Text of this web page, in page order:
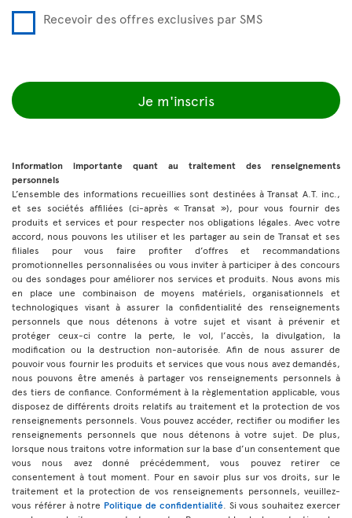
Recevoir des offres exclusives par SMS
Je m'inscris
Information importante quant au traitement des renseignements
personnels
L’ensemble des informations recueillies sont destinées à Transat A.T. inc.,
et ses sociétés affiliées (ci-après « Transat »), pour vous fournir des
produits et services et pour respecter nos obligations légales. Avec votre
accord, nous pouvons les utiliser et les partager au sein de Transat et ses
filiales pour vous faire profiter d’offres et recommandations
promotionnelles personnalisées ou vous inviter à participer à des concours
ou des sondages pour améliorer nos services et produits. Nous avons mis
en place une combinaison de moyens matériels, organisationnels et
technologiques visant à assurer la confidentialité des renseignements
personnels que nous détenons à votre sujet et visant à prévenir et
protéger ceux-ci contre la perte, le vol, l’accès, la divulgation, la
modification ou la destruction non-autorisée. Afin de nous assurer de
pouvoir vous fournir les produits et services que vous nous avez demandés,
nous pouvons être amenés à partager vos renseignements personnels à
des tiers de confiance. Conformément à la règlementation applicable, vous
disposez de différents droits relatifs au traitement et la protection de vos
renseignements personnels. Vous pouvez accéder, rectifier ou modifier les
renseignements personnels que nous détenons à votre sujet. De plus,
lorsque nous traitons votre information sur la base d’un consentement que
vous nous avez donné précédemment, vous pouvez retirer ce
consentement à tout moment. Pour en savoir plus sur vos droits, sur le
traitement et la protection de vos renseignements personnels, veuillez-
vous référer à notre Politique de confidentialité. Si vous souhaitez exercer